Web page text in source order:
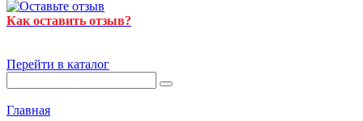
Как оставить отзыв?
Перейти в каталог
Главная